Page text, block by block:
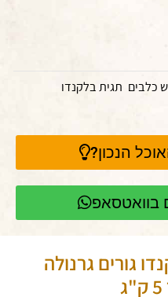
כלבים תגיתבלקנדו
הנכון?
בוואטסאפ
גורים גרנולה